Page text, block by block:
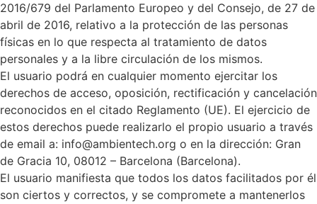
2016/679 del Parlamento Europeo y del Consejo, de 27 de
abril de 2016, relativo a la protección de las personas
físicas en lo que respecta al tratamiento de datos
personales y a la libre circulación de los mismos.
El usuario podrá en cualquier momento ejercitar los
derechos de acceso, oposición, rectificación y cancelación
reconocidos en el citado Reglamento (UE). El ejercicio de
estos derechos puede realizarlo el propio usuario a través
de email a: info@ambientech.org o en la dirección: Gran
de Gracia 10, 08012 – Barcelona (Barcelona).
El usuario manifiesta que todos los datos facilitados por él
son ciertos y correctos, y se compromete a mantenerlos